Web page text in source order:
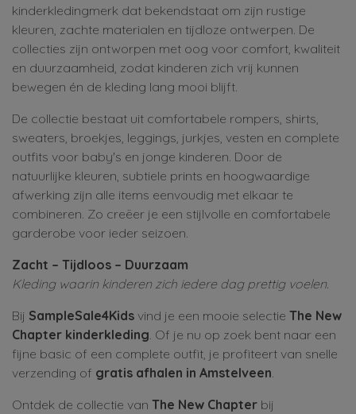
kinderkledingmerk dat bekendstaat om zijn rustige
kleuren, zachte materialen en tijdloze ontwerpen. De
collecties zijn ontworpen met oog voor comfort, kwaliteit
en duurzaamheid, zodat kinderen zich vrij kunnen
bewegen én de kleding lang mooi blijft.
De collectie bestaat uit comfortabele rompers, shirts,
sweaters, broekjes, leggings, jurkjes, vesten en complete
outfits voor baby's en jonge kinderen. Door de
natuurlijke kleuren, subtiele prints en hoogwaardige
afwerking zijn alle items eenvoudig met elkaar te
combineren. Zo creëer je een stijlvolle en comfortabele
garderobe voor ieder seizoen.
Zacht – Tijdloos – Duurzaam
Kleding waarin kinderen zich iedere dag prettig voelen.
Bij SampleSale4Kids vind je een mooie selectie The New
Chapter kinderkleding . Of je nu op zoek bent naar een
fijne basic of een complete outfit, je profiteert van snelle
verzending of gratis afhalen in Amstelveen
Ontdek de collectie van The New Chapter bij